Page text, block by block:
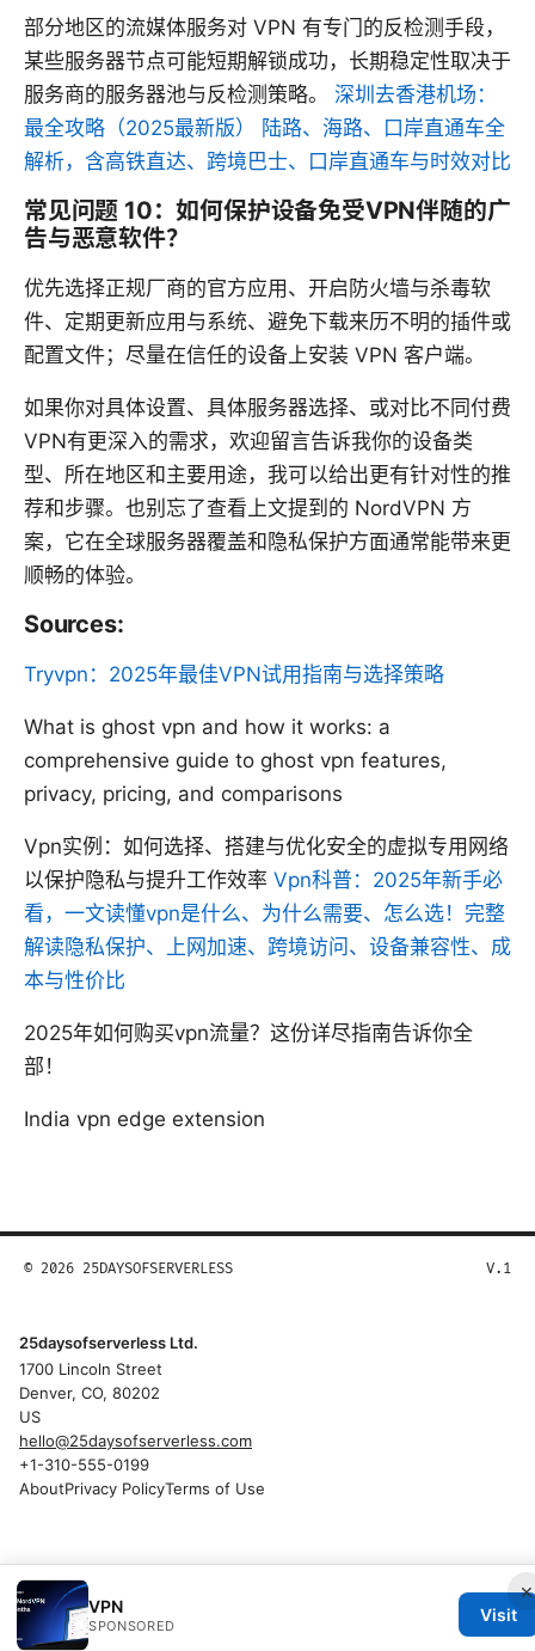
部分地区的流媒体服务对 VPN 有专门的反检测手段，
某些服务器节点可能短期解锁成功，长期稳定性取决于
服务商的服务器池与反检测策略。 深圳去香港机场：
最全攻略（2025最新版） 陆路、海路、口岸直通车全
解析，含高铁直达、跨境巴士、口岸直通车与时效对比
常见问题 10：如何保护设备免受VPN伴随的广
告与恶意软件？
优先选择正规厂商的官方应用、开启防火墙与杀毒软
件、定期更新应用与系统、避免下载来历不明的插件或
配置文件；尽量在信任的设备上安装 VPN 客户端。
如果你对具体设置、具体服务器选择、或对比不同付费
VPN有更深入的需求，欢迎留言告诉我你的设备类
型、所在地区和主要用途，我可以给出更有针对性的推
荐和步骤。也别忘了查看上文提到的 NordVPN 方
案，它在全球服务器覆盖和隐私保护方面通常能带来更
顺畅的体验。
Sources:
Tryvpn：2025年最佳VPN试用指南与选择策略
What is ghost vpn and how it works: a
comprehensive guide to ghost vpn features,
privacy, pricing, and comparisons
Vpn实例：如何选择、搭建与优化安全的虚拟专用网络
以保护隐私与提升工作效率 Vpn科普：2025年新手必
看，一文读懂vpn是什么、为什么需要、怎么选！完整
解读隐私保护、上网加速、跨境访问、设备兼容性、成
本与性价比
2025年如何购买vpn流量？这份详尽指南告诉你全
部！
India vpn edge extension
×
VPN
SPONSORED
Visit
© 2026 25DAYSOFSERVERLESS V.1
25daysofserverless Ltd.
1700 Lincoln Street
Denver, CO, 80202
US
hello@25daysofserverless.com
+1-310-555-0199
AboutPrivacy PolicyTerms of Use